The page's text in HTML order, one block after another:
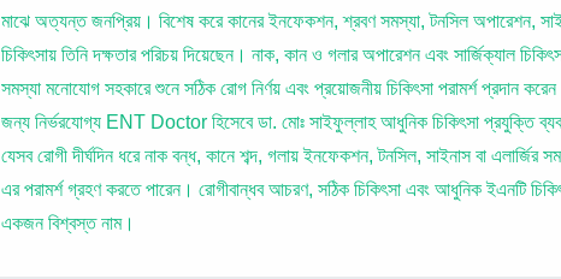
মাঝে অত্যন্ত জনপ্রিয়। বিশেষ করে কানের ইনফেকশন, শ্রবণ সমস্যা, টনসিল অপারেশন,
চিকিৎসায় তিনি দক্ষতার পরিচয় দিয়েছেন। নাক, কান ও গলার অপারেশন এবং সার্জিক্যাল
সমস্যা মনোযোগ সহকারে শুনে সঠিক রোগ নির্ণয় এবং প্রয়োজনীয় চিকিৎসা পরামর্শ প্রদান
জন্য নির্ভরযোগ্য ENT Doctor হিসেবে ডা. মোঃ সাইফুল্লাহ আধুনিক চিকিৎসা প্রযুক্তি
যেসব রোগী দীর্ঘদিন ধরে নাক বন্ধ, কানে শব্দ, গলায় ইনফেকশন, টনসিল, সাইনাস বা এলার্জির
এর পরামর্শ গ্রহণ করতে পারেন। রোগীবান্ধব আচরণ, সঠিক চিকিৎসা এবং আধুনিক ইএনটি
একজন বিশ্বস্ত নাম।